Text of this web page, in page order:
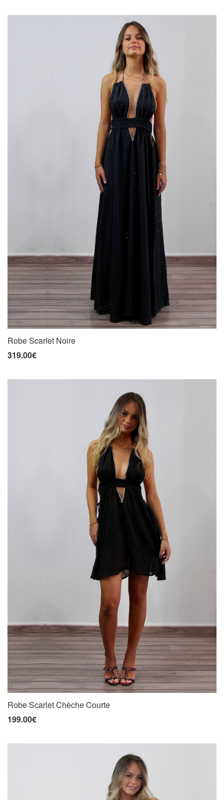
Robe Scarlet Noire
319.00€
Robe Scarlet Chèche Courte
199.00€